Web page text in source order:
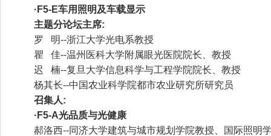
·F5-E车用照明及车载显示
主题分论坛主席:
罗 明--浙江大学光电系教授
瞿 佳--温州医科大学附属眼光医院院长、教授
迟 楠--复旦大学信息科学与工程学院院长、教授
杨其长--中国农业科学院都市农业研究所研究员
召集人:
·F5-A光品质与光健康
郝洛西--同济大学建筑与城市规划学院教授、国际照明